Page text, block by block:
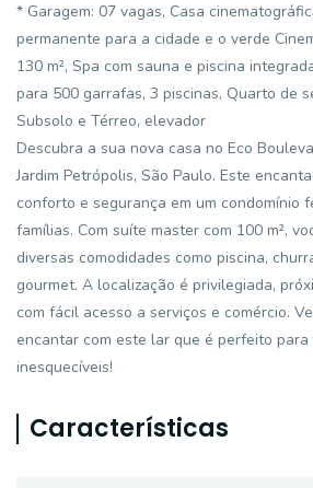
* Garagem: 07 vagas, Casa
permanente para a cidade e o verde
130 m², Spa com sauna e piscina
para 500 garrafas, 3 piscinas, Quarto de
Subsolo e Térreo, elevador
Descubra a sua nova casa no Eco
Jardim Petrópolis, São Paulo. Este
conforto e segurança em um condomínio
famílias. Com suíte master com 100 m²,
diversas comodidades como piscina,
gourmet. A localização é privilegiada,
com fácil acesso a serviços e comércio.
encantar com este lar que é perfeito para
inesquecíveis!
Características